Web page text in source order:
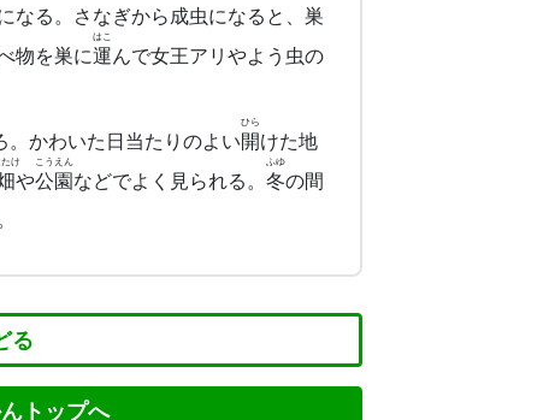
なる。さなぎから成虫になると、巣
物を巣に運
はこ
んで女王アリやよう虫の
。かわいた日当たりのよい開
ひら
けた地
け
や公
こう
園
えん
などでよく見られる。 冬
ふゆ
の間
る
トップへ